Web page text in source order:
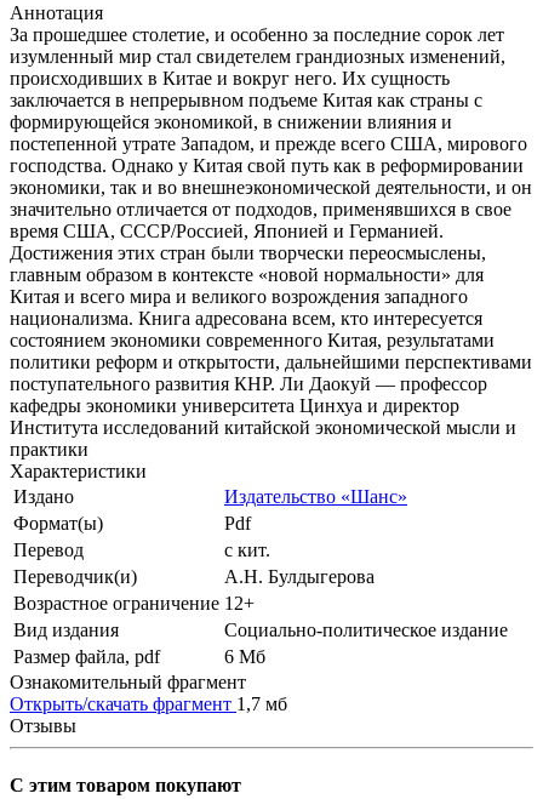
Аннотация
За прошедшее столетие, и особенно за последние сорок лет
изумленный мир стал свидетелем грандиозных изменений,
происходивших в Китае и вокруг него. Их сущность
заключается в непрерывном подъеме Китая как страны с
формирующейся экономикой, в снижении влияния и
постепенной утрате Западом, и прежде всего США, мирового
господства. Однако у Китая свой путь как в реформировании
экономики, так и во внешнеэкономической деятельности, и он
значительно отличается от подходов, применявшихся в свое
время США, СССР/Россией, Японией и Германией.
Достижения этих стран были творчески переосмыслены,
главным образом в контексте «новой нормальности» для
Китая и всего мира и великого возрождения западного
национализма. Книга адресована всем, кто интересуется
состоянием экономики современного Китая, результатами
политики реформ и открытости, дальнейшими перспективами
поступательного развития КНР. Ли Даокуй — профессор
кафедры экономики университета Цинхуа и директор
Института исследований китайской экономической мысли и
практики
Характеристики
Издано
Издательство «Шанс»
Формат(ы)
Pdf
Перевод
с кит.
Переводчик(и)
А.Н. Булдыгерова
Возрастное ограничение 12+
Вид издания
Социально-политическое издание
Размер файла, pdf
6 Mб
Ознакомительный фрагмент
Открыть/скачать фрагмент 1,7 мб
Отзывы
С этим товаром покупают